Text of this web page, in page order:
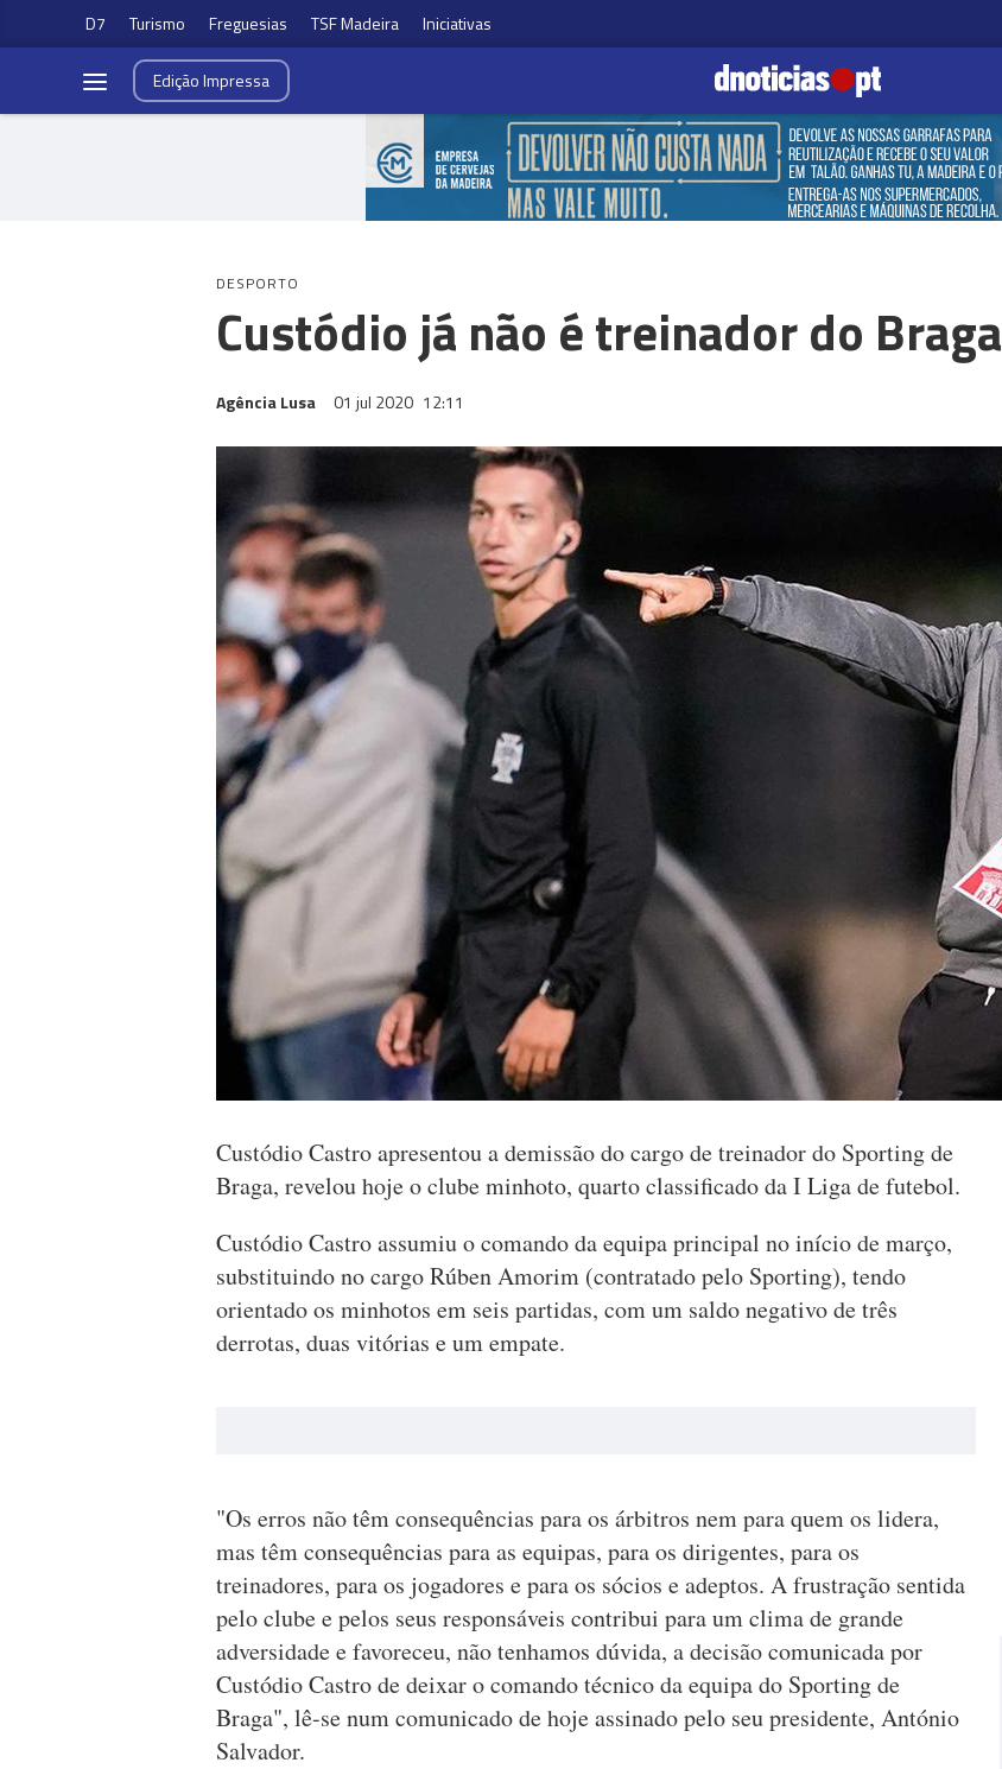
D7 Turismo Freguesias TSF Madeira Iniciativas
EdiçãoImpressa
DESPORTO
Custódio já não é treinador do Braga
Agência Lusa 01 jul 2020 12:11
Custódio Castro apresentou a demissão do cargo de treinador do Sporting de
Braga, revelou hoje o clube minhoto, quarto classificado da I Liga de futebol.
Custódio Castro assumiu o comando da equipa principal no início de março,
substituindo no cargo Rúben Amorim (contratado pelo Sporting), tendo
orientado os minhotos em seis partidas, com um saldo negativo de três
derrotas, duas vitórias e um empate.
"Os erros não têm consequências para os árbitros nem para quem os lidera,
mas têm consequências para as equipas, para os dirigentes, para os
treinadores, para os jogadores e para os sócios e adeptos. A frustração sentida
pelo clube e pelos seus responsáveis contribui para um clima de grande
adversidade e favoreceu, não tenhamos dúvida, a decisão comunicada por
Custódio Castro de deixar o comando técnico da equipa do Sporting de
Braga", lê-se num comunicado de hoje assinado pelo seu presidente, António
Salvador.